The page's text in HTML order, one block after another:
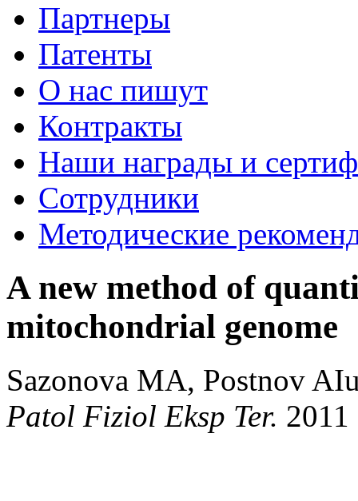
Партнеры
Патенты
О нас пишут
Контракты
Наши награды и
Сотрудники
Методические
A new method of
mitochondrial genome
Sazonova MA, Postnov
Patol Fiziol Eksp Ter. 2011